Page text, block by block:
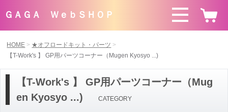
ＧＡＧＡ ＷｅｂＳＨＯＰ
HOME
★オフロードキット・パーツ
【T-Work's 】 GP用パーツコーナー（Mugen Kyosyo ...)
【T-Work's 】 GP用パーツコーナー（Mug
en Kyosyo ...)
CATEGORY